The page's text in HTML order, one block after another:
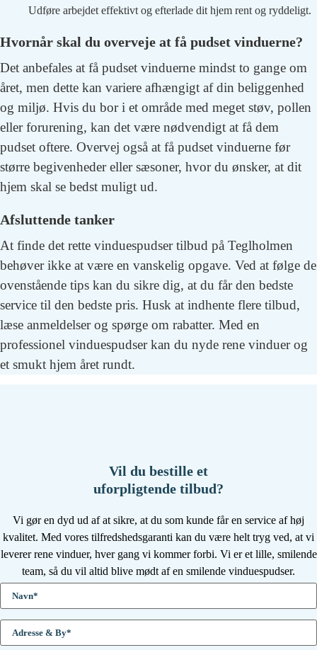
Udføre arbejdet effektivt og efterlade dit hjem rent og ryddeligt.
Hvornår skal du overveje at få pudset vinduerne?
Det anbefales at få pudset vinduerne mindst to gange om
året, men dette kan variere afhængigt af din beliggenhed
og miljø. Hvis du bor i et område med meget støv, pollen
eller forurening, kan det være nødvendigt at få dem
pudset oftere. Overvej også at få pudset vinduerne før
større begivenheder eller sæsoner, hvor du ønsker, at dit
hjem skal se bedst muligt ud.
Afsluttende tanker
At finde det rette vinduespudser tilbud på Teglholmen
behøver ikke at være en vanskelig opgave. Ved at følge de
ovenstående tips kan du sikre dig, at du får den bedste
service til den bedste pris. Husk at indhente flere tilbud,
læse anmeldelser og spørge om rabatter. Med en
professionel vinduespudser kan du nyde rene vinduer og
et smukt hjem året rundt.
Vil du bestille et
uforpligtende tilbud?
Vi gør en dyd ud af at sikre, at du som kunde får en service af høj
kvalitet. Med vores tilfredshedsgaranti kan du være helt tryg ved, at vi
leverer rene vinduer, hver gang vi kommer forbi. Vi er et lille, smilende
team, så du vil altid blive mødt af en smilende vinduespudser.